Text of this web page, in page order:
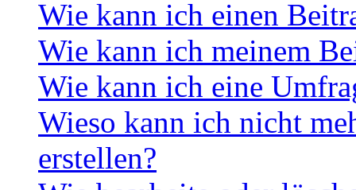
Wie kann ich einen
Wie kann ich meinem
Wie kann ich eine
Wieso kann ich nicht
erstellen?